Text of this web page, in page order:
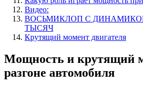
Видео:
ВОСЬМИКЛОП С
ТЫСЯЧ
Крутящий момент двигателя
Мощность и крутящий
разгоне автомобиля